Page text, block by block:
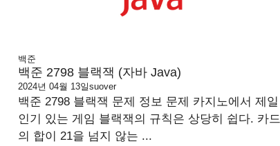
백준
백준 2798 블랙잭 (자바 Java)
2024년 04월 13일suover
백준 2798 블랙잭 문제 정보 문제 카지노에서 제일
인기 있는 게임 블랙잭의 규칙은 상당히 쉽다. 카드
의 합이 21을 넘지 않는 ...